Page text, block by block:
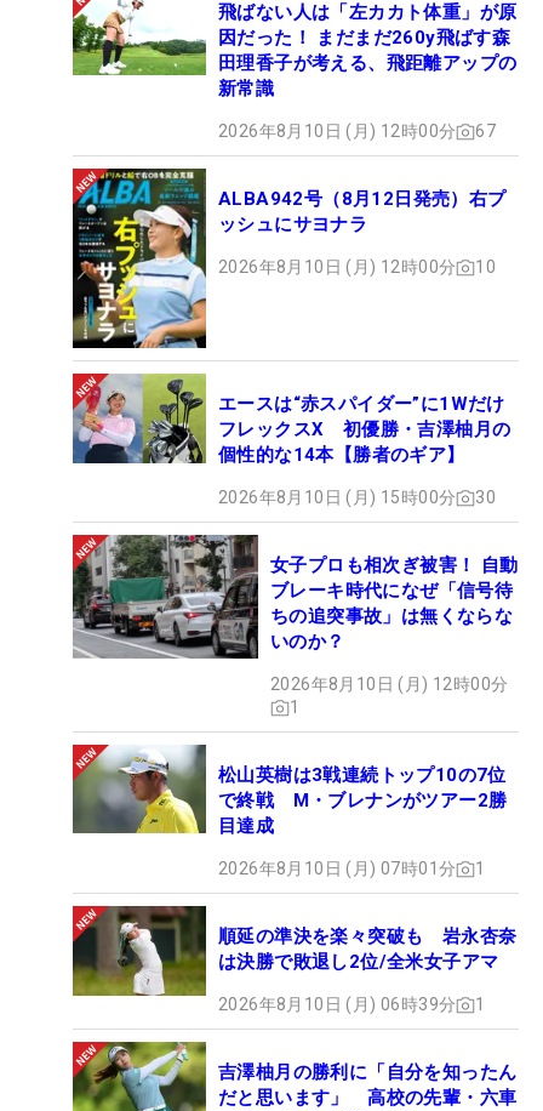
飛ばない人は「左カカト体重」が原
因だった！ まだまだ260y飛ばす森
田理香子が考える、飛距離アップの
新常識
2026年8月10日 (月) 12時00分 67
ALBA942号（8月12日発売）右プ
ッシュにサヨナラ
2026年8月10日 (月) 12時00分 10
エースは“赤スパイダー”に1Wだけ
フレックスX 初優勝・吉澤柚月の
個性的な14本【勝者のギア】
2026年8月10日 (月) 15時00分 30
女子プロも相次ぎ被害！ 自動
ブレーキ時代になぜ「信号待
ちの追突事故」は無くならな
いのか？
2026年8月10日 (月) 12時00分
1
松山英樹は3戦連続トップ10の7位
で終戦 M・ブレナンがツアー2勝
目達成
2026年8月10日 (月) 07時01分 1
順延の準決を楽々突破も 岩永杏奈
は決勝で敗退し2位/全米女子アマ
2026年8月10日 (月) 06時39分 1
吉澤柚月の勝利に「自分を知ったん
だと思います」 高校の先輩・六車